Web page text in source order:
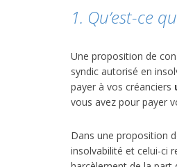
1. Qu’est-ce
Une proposition de
syndic autorisé en
payer à vos créanciers
vous avez pour payer
Dans une proposition
insolvabilité et celui-ci